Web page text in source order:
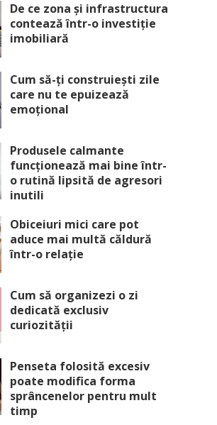
De ce zona și infrastructura
contează într-o investiție
imobiliară
Cum să-ți construiești zile
care nu te epuizează
emoțional
Produsele calmante
funcționează mai bine într-
o rutină lipsită de agresori
inutili
Obiceiuri mici care pot
aduce mai multă căldură
într-o relație
Cum să organizezi o zi
dedicată exclusiv
curiozității
Penseta folosită excesiv
poate modifica forma
sprâncenelor pentru mult
timp